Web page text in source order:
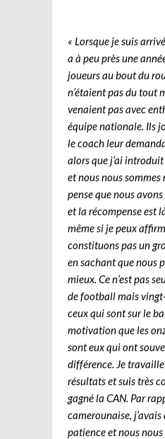
« Lorsque je suis
a à peu près une
joueurs au bout du
n’étaient pas du tout
venaient pas avec
équipe nationale. Ils
le coach leur
alors que j’ai
et nous nous
pense que nous
et la récompense est
même si je peux
constituons pas un
en sachant que nous
mieux. Ce n’est pas
de football mais
ceux qui sont sur le
motivation que les
sont eux qui ont
différence. Je
résultats et suis très
gagné la CAN. Par
camerounaise,
patience et nous